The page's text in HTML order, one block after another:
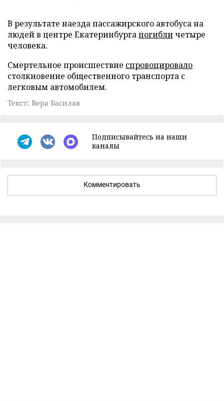
В результате наезда пассажирского автобуса на
людей в центре Екатеринбургапогибличетыре
человека.
Смертельное происшествие спровоцировало
столкновение общественного транспорта с
легковым автомобилем.
Текст: Вера Басилая
Подписывайтесь на наши
каналы
Комментировать